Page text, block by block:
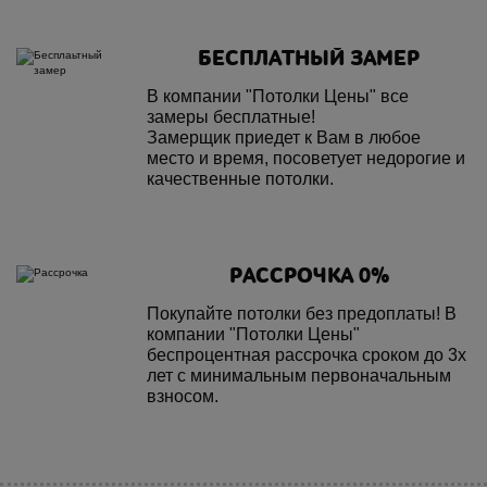
БЕСПЛАТНЫЙ ЗАМЕР
В компании "Потолки Цены" все
замеры бесплатные!
Замерщик приедет к Вам в любое
место и время, посоветует недорогие и
качественные потолки.
РАССРОЧКА 0%
Покупайте потолки без предоплаты! В
компании "Потолки Цены"
беспроцентная рассрочка сроком до 3х
лет с минимальным первоначальным
взносом.